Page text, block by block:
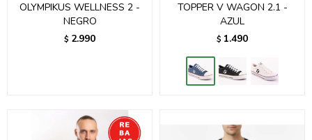
OLYMPIKUS WELLNESS 2 -
NEGRO
$ 2.990
TOPPER V WAGON 2.1 -
AZUL
$ 1.490